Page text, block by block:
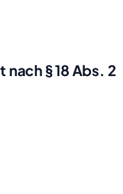
§ 18 Abs. 2